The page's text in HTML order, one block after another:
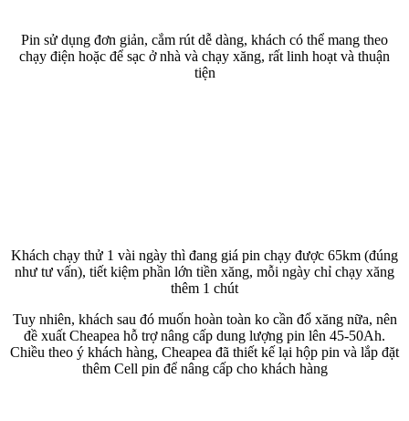
Pin sử dụng đơn giản, cắm rút dễ dàng, khách có thể mang theo
chạy điện hoặc để sạc ở nhà và chạy xăng, rất linh hoạt và thuận
tiện
Khách chạy thử 1 vài ngày thì đang giá pin chạy được 65km (đúng
như tư vấn), tiết kiệm phần lớn tiền xăng, mỗi ngày chỉ chạy xăng
thêm 1 chút
Tuy nhiên, khách sau đó muốn hoàn toàn ko cần đổ xăng nữa, nên
đề xuất Cheapea hỗ trợ nâng cấp dung lượng pin lên 45-50Ah.
Chiều theo ý khách hàng, Cheapea đã thiết kế lại hộp pin và lắp đặt
thêm Cell pin để nâng cấp cho khách hàng